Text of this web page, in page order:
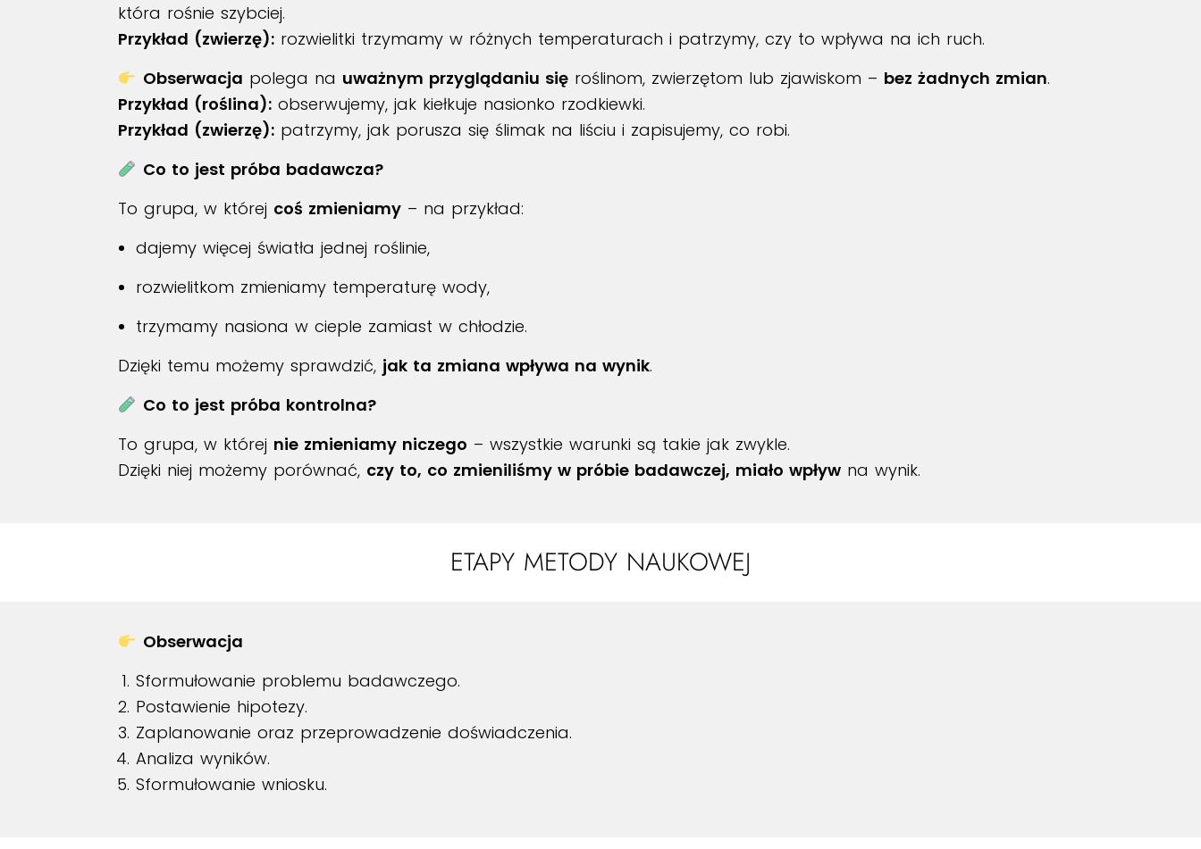
która rośnie szybciej.
Przykład (zwierzę): rozwielitki trzymamy w różnych temperaturach i patrzymy, czy to wpływa na ich ruch.
Obserwacja polega na uważnym przyglądaniu sięroślinom, zwierzętom lub zjawiskom – bez żadnych zmian.
Przykład (roślina): obserwujemy, jak kiełkuje nasionko rzodkiewki.
Przykład (zwierzę): patrzymy, jak porusza się ślimak na liściu i zapisujemy, co robi.
Co to jest próba badawcza?
To grupa, w której coś zmieniamy – na przykład:
dajemy więcej światła jednej roślinie,
rozwielitkom zmieniamy temperaturę wody,
trzymamy nasiona w cieple zamiast w chłodzie.
Dzięki temu możemy sprawdzić, jak ta zmiana wpływa na wynik.
Co to jest próba kontrolna?
To grupa, w której nie zmieniamy niczego – wszystkie warunki są takie jak zwykle.
Dzięki niej możemy porównać, czy to, co zmieniliśmy w próbie badawczej, miało wpływ na wynik.
ETAPY METODY NAUKOWEJ
Obserwacja
Sformułowanie problemu badawczego.
Postawienie hipotezy.
Zaplanowanie oraz przeprowadzenie doświadczenia.
Analiza wyników.
Sformułowanie wniosku.